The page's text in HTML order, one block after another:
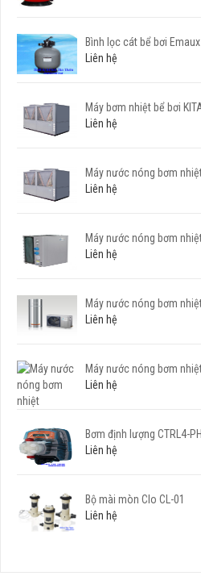
Bình lọc cát bể bơi
Liên hệ
Máy bơm nhiệt bể bơi
Liên hệ
Máy nước nóng bơm
Liên hệ
Máy nước nóng bơm
Liên hệ
Máy nước nóng bơm
Liên hệ
Máy nước nóng bơm
Liên hệ
Bơm định lượng CTRL4-PH
Liên hệ
Bộ mài mòn Clo CL-01
Liên hệ